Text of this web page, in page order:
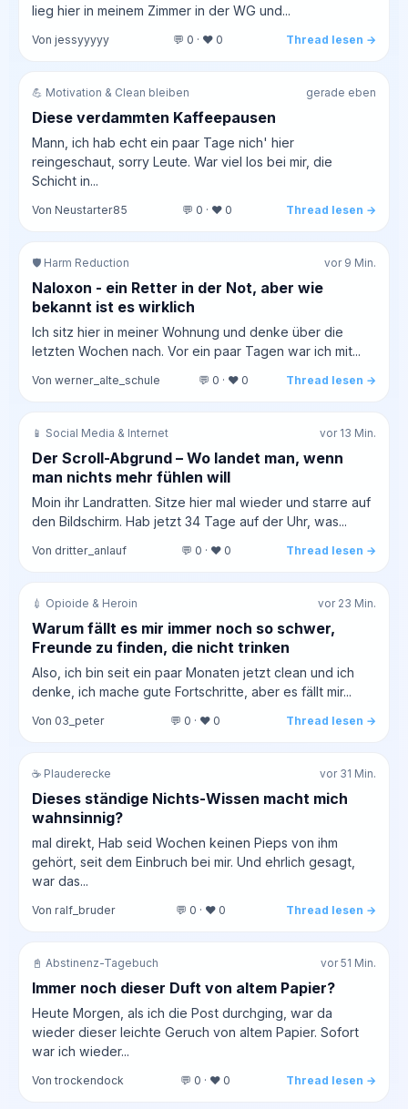
lieg hier in meinem Zimmer in der WG und...
Von jessyyyyy 💬 0 · ❤️ 0 Thread lesen →
💪 Motivation & Clean bleiben gerade eben
Diese verdammten Kaffeepausen
Mann, ich hab echt ein paar Tage nich' hier
reingeschaut, sorry Leute. War viel los bei mir, die
Schicht in...
Von Neustarter85 💬 0 · ❤️ 0 Thread lesen →
🛡️ Harm Reduction vor 9 Min.
Naloxon - ein Retter in der Not, aber wie
bekannt ist es wirklich
Ich sitz hier in meiner Wohnung und denke über die
letzten Wochen nach. Vor ein paar Tagen war ich mit...
Von werner_alte_schule 💬 0 · ❤️ 0 Thread lesen →
📱 Social Media & Internet vor 13 Min.
Der Scroll-Abgrund – Wo landet man, wenn
man nichts mehr fühlen will
Moin ihr Landratten. Sitze hier mal wieder und starre auf
den Bildschirm. Hab jetzt 34 Tage auf der Uhr, was...
Von dritter_anlauf 💬 0 · ❤️ 0 Thread lesen →
💉 Opioide & Heroin vor 23 Min.
Warum fällt es mir immer noch so schwer,
Freunde zu finden, die nicht trinken
Also, ich bin seit ein paar Monaten jetzt clean und ich
denke, ich mache gute Fortschritte, aber es fällt mir...
Von 03_peter 💬 0 · ❤️ 0 Thread lesen →
☕ Plauderecke vor 31 Min.
Dieses ständige Nichts-Wissen macht mich
wahnsinnig?
mal direkt, Hab seid Wochen keinen Pieps von ihm
gehört, seit dem Einbruch bei mir. Und ehrlich gesagt,
war das...
Von ralf_bruder 💬 0 · ❤️ 0 Thread lesen →
📓 Abstinenz-Tagebuch vor 51 Min.
Immer noch dieser Duft von altem Papier?
Heute Morgen, als ich die Post durchging, war da
wieder dieser leichte Geruch von altem Papier. Sofort
war ich wieder...
Von trockendock 💬 0 · ❤️ 0 Thread lesen →